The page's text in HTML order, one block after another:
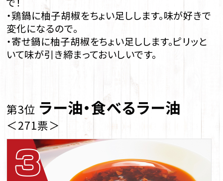
・鶏鍋に柚子胡椒をちょい足しします。味が好きで
変化になるので。
・寄せ鍋に柚子胡椒をちょい足しします。ピリッと
いて味が引き締まっておいしいです。
第3位 ラー油・食べるラー油
＜271票＞